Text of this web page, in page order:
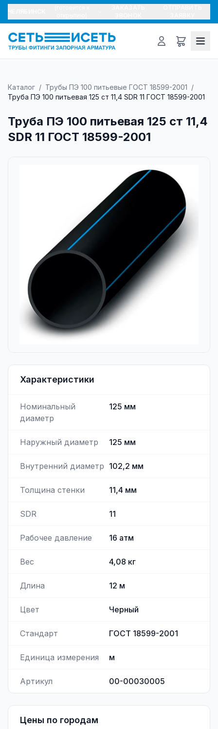
Каталог / Трубы ПЭ 100 питьевые ГОСТ 18599-2001 /
Труба ПЭ 100 питьевая 125 ст 11,4 SDR 11 ГОСТ 18599-2001
Труба ПЭ 100 питьевая 125 ст 11,4
SDR 11 ГОСТ 18599-2001
Характеристики
Номинальный
диаметр
125 мм
Наружный диаметр 125 мм
Внутренний диаметр 102,2 мм
Толщина стенки 11,4 мм
SDR 11
Рабочее давление 16 атм
Вес 4,08 кг
Длина 12 м
Цвет Черный
Стандарт ГОСТ 18599-2001
Единица измерения м
Артикул 00-00030005
Цены по городам